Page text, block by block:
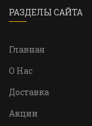
РАЗДЕЛЫ САЙТА
Главная
О Нас
Доставка
Акции